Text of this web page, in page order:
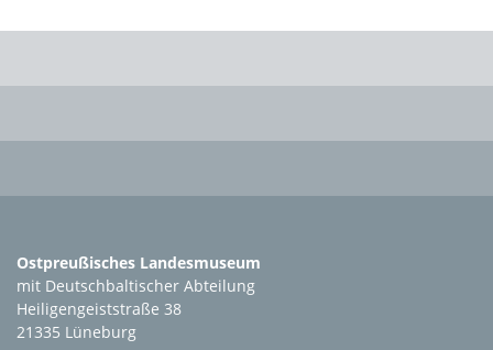
Ostpreußisches Landesmuseum
mit Deutschbaltischer Abteilung
Heiligengeiststraße 38
21335 Lüneburg